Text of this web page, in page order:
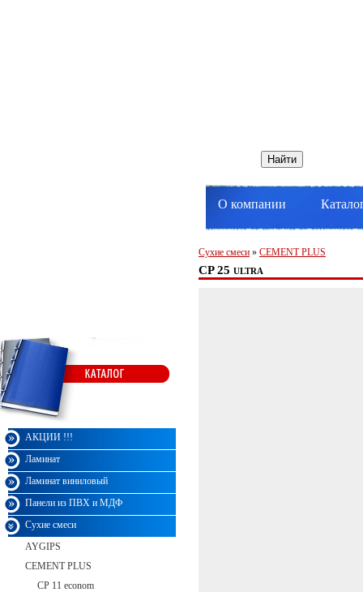
О компании
Сухие смеси » CEMENT PLUS
CP 25 ultra
Монарх
АКЦИИ !!!
Ламинат
Ламинат виниловый
Панели из ПВХ и МДФ
Сухие смеси
AYGIPS
CEMENT PLUS
CP 11 econom